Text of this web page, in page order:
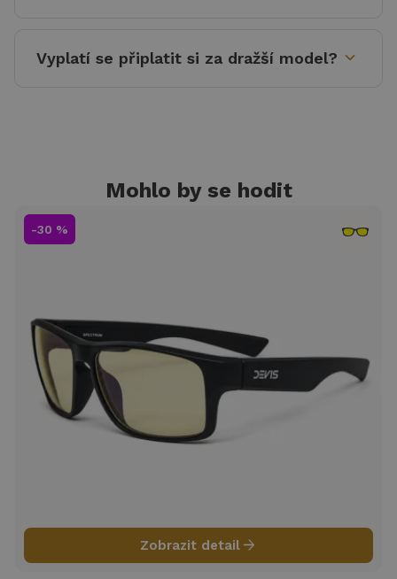
Vyplatí se připlatit si za dražší model? expand_more
Mohlo by se hodit
-30 %
Zobrazit detailarrow_forward